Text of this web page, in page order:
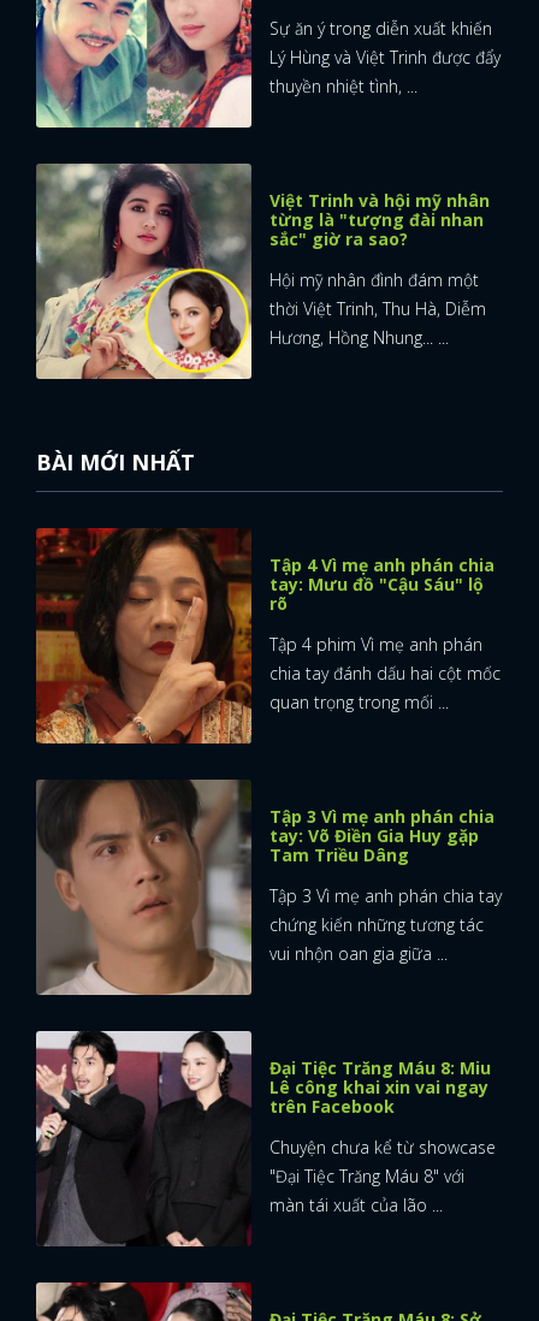
Sự ăn ý trong diễn xuất khiến
Lý Hùng và Việt Trinh được đẩy
thuyền nhiệt tình, ...
Việt Trinh và hội mỹ nhân
từng là "tượng đài nhan
sắc" giờ ra sao?
Hội mỹ nhân đình đám một
thời Việt Trinh, Thu Hà, Diễm
Hương, Hồng Nhung... ...
BÀI MỚI NHẤT
Tập 4 Vì mẹ anh phán chia
tay: Mưu đồ "Cậu Sáu" lộ
rõ
Tập 4 phim Vì mẹ anh phán
chia tay đánh dấu hai cột mốc
quan trọng trong mối ...
Tập 3 Vì mẹ anh phán chia
tay: Võ Điền Gia Huy gặp
Tam Triều Dâng
Tập 3 Vì mẹ anh phán chia tay
chứng kiến những tương tác
vui nhộn oan gia giữa ...
Đại Tiệc Trăng Máu 8: Miu
Lê công khai xin vai ngay
trên Facebook
Chuyện chưa kể từ showcase
"Đại Tiệc Trăng Máu 8" với
màn tái xuất của lão ...